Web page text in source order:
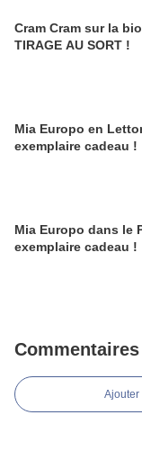
Cram Cram sur la
TIRAGE AU SORT !
Mia Europo en
exemplaire cadeau !
Mia Europo dans le
exemplaire cadeau !
Commentaires
Ajouter